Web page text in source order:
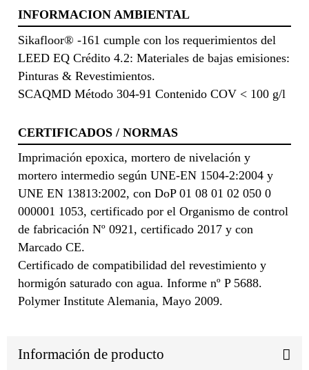
INFORMACION AMBIENTAL
Sikafloor® -161 cumple con los requerimientos del
LEED EQ Crédito 4.2: Materiales de bajas emisiones:
Pinturas & Revestimientos.
SCAQMD Método 304-91 Contenido COV < 100 g/l
CERTIFICADOS / NORMAS
Imprimación epoxica, mortero de nivelación y
mortero intermedio según UNE-EN 1504-2:2004 y
UNE EN 13813:2002, con DoP 01 08 01 02 050 0
000001 1053, certificado por el Organismo de control
de fabricación Nº 0921, certificado 2017 y con
Marcado CE.
Certificado de compatibilidad del revestimiento y
hormigón saturado con agua. Informe nº P 5688.
Polymer Institute Alemania, Mayo 2009.
Información de producto